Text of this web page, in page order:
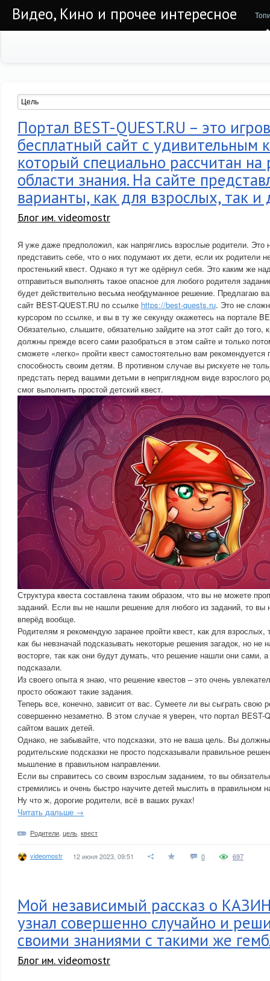
Видео, Кино и прочее интересное
Портал BEST-QUEST.RU – это
бесплатный сайт с удивительным
который специально рассчитан на
области знания. На сайте
варианты, как для взрослых, так и
Блог им. videomostr
Я уже даже предположил, как напряглись взрослые родители. Это
представить себе, что о них подумают их дети, если их родители
простенький квест. Однако я тут же одёрнул себя. Это каким же
отправиться выполнять такое опасное для любого родителя
будет действительно весьма необдуманное решение. Предлагаю
сайт BEST-QUEST.RU по ссылке https://best-quests.ru. Это не
курсором по ссылке, и вы в ту же секунду окажетесь на портале
Обязательно, слышите, обязательно зайдите на этот сайт до того,
должны прежде всего сами разобраться в этом сайте и только
сможете «легко» пройти квест самостоятельно вам рекомендуется
способность своим детям. В противном случае вы рискуете не
предстать перед вашими детьми в неприглядном виде взрослого
смог выполнить простой детский квест.
Структура квеста составлена таким образом, что вы не можете
заданий. Если вы не нашли решение для любого из заданий, то вы
вперёд вообще.
Родителям я рекомендую заранее пройти квест, как для
как бы невзначай подсказывать некоторые решения загадок, но не
восторге, так как они будут думать, что решение нашли они сами,
подсказали.
Из своего опыта я знаю, что решение квестов – это очень
просто обожают такие задания.
Теперь все, конечно, зависит от вас. Сумеете ли вы сыграть свою
совершенно незаметно. В этом случае я уверен, что портал
сайтом ваших детей.
Однако, не забывайте, что подсказки, это не ваша цель. Вы
родительские подсказки не просто подсказывали правильное
мышление в правильном направлении.
Если вы справитесь со своим взрослым заданием, то вы
стремились и очень быстро научите детей мыслить в правильном
Ну что ж, дорогие родители, всё в ваших руках!
Читать дальше →
Родители цель квест
videomostr 12 июня 2023, 09:51 0 697
Мой независимый рассказ о
узнал совершенно случайно и
своими знаниями с такими же
Блог им. videomostr